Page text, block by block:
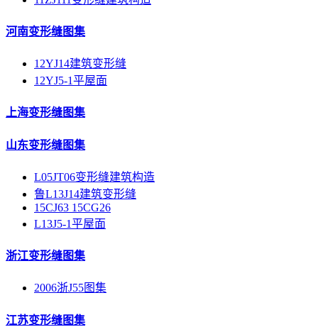
河南变形缝图集
12YJ14建筑变形缝
12YJ5-1平屋面
上海变形缝图集
山东变形缝图集
L05JT06变形缝建筑构造
鲁L13J14建筑变形缝
15CJ63 15CG26
L13J5-1平屋面
浙江变形缝图集
2006浙J55图集
江苏变形缝图集